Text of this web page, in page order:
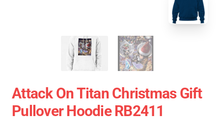
Attack On Titan Christmas Gift
Pullover Hoodie RB2411